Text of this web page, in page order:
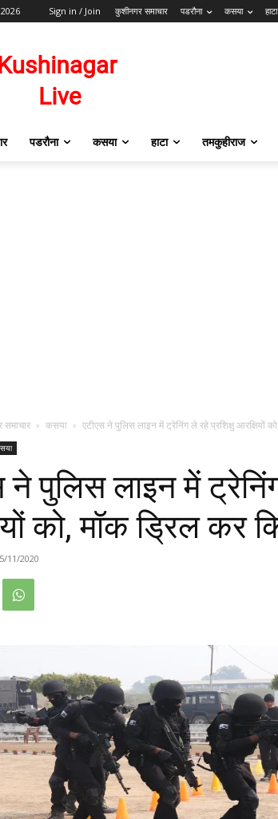
Sign in / Join कुशीनगर समाचार पडरौना कसया हाटा
पडरौना कसया हाटा तमकुहीराज
कसया एटीएस ने पुलिस लाइन में ट्रेनिंग ले रहे प्रशिक्षु आरक्षियों
ने पुलिस लाइन में
को, मॉक ड्रिल कर
11/2020